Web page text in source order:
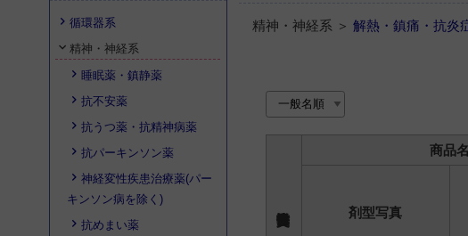
循環器系
精神・神経系
睡眠薬・鎮静薬
抗不安薬
抗うつ薬・抗精神病薬
抗パーキンソン薬
神経変性疾患治療薬(パー
キンソン病を除く)
抗めまい薬
精神・神経系 ＞ 解熱・鎮痛・抗炎
商品名
剤型写真